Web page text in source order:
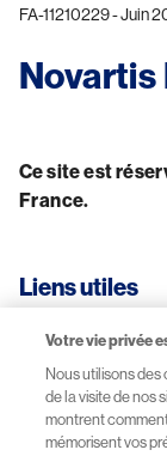
FA-11210229 - Juin
Novartis
Ce site est
France.
Liens utiles
Données
Votre vie privée
Nous utilisons
de la visite de nos
montrent
mémorisent vos